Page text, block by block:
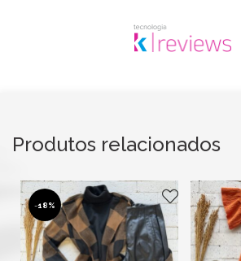
Produtos relacionados
-18%